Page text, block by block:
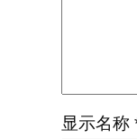
显示名称